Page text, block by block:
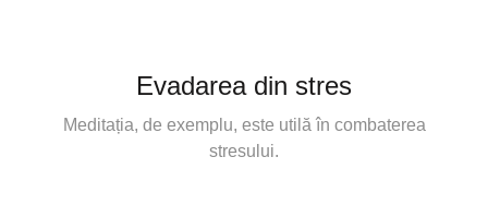
Evadarea din stres
Meditația, de exemplu, este utilă în combaterea
stresului.